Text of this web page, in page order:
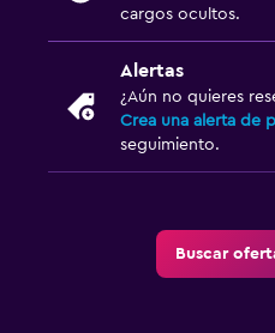
cargos ocultos.
Alertas
¿Aún no quieres
Crea una alerta de
seguimiento.
Buscar